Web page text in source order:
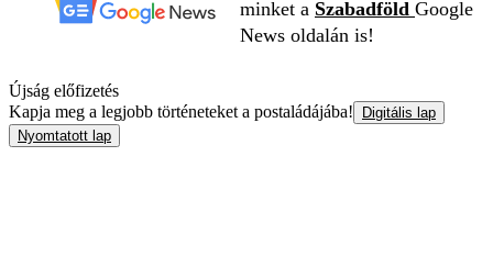
minket a Szabadföld Google
News oldalán is!
Újság előfizetés
Kapja meg a legjobb történeteket a postaládájába!
Digitális lap
Nyomtatott lap